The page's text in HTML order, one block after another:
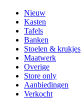
Nieuw
Kasten
Tafels
Banken
Stoelen & krukjes
Maatwerk
Overige
Store only
Aanbiedingen
Verkocht